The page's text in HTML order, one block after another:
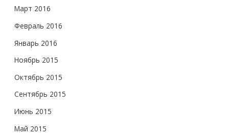
Март 2016
Февраль 2016
Январь 2016
Ноябрь 2015
Октябрь 2015
Сентябрь 2015
Июнь 2015
Май 2015